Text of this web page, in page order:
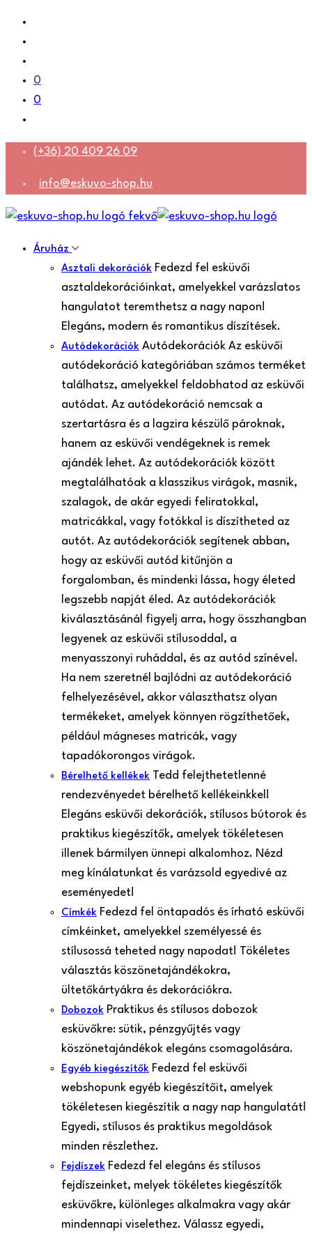
0
0
(+36) 20 409 26 09
info@eskuvo-shop.hu
Áruház
Asztali dekorációk Fedezd fel esküvői
asztaldekorációinkat, amelyekkel varázslatos
hangulatot teremthetsz a nagy napon!
Elegáns, modern és romantikus díszítések.
Autódekorációk Autódekorációk Az esküvői
autódekoráció kategóriában számos terméket
találhatsz, amelyekkel feldobhatod az esküvői
autódat. Az autódekoráció nemcsak a
szertartásra és a lagzira készülő pároknak,
hanem az esküvői vendégeknek is remek
ajándék lehet. Az autódekorációk között
megtalálhatóak a klasszikus virágok, masnik,
szalagok, de akár egyedi feliratokkal,
matricákkal, vagy fotókkal is díszítheted az
autót. Az autódekorációk segítenek abban,
hogy az esküvői autód kitűnjön a
forgalomban, és mindenki lássa, hogy életed
legszebb napját éled. Az autódekorációk
kiválasztásánál figyelj arra, hogy összhangban
legyenek az esküvői stílusoddal, a
menyasszonyi ruháddal, és az autód színével.
Ha nem szeretnél bajlódni az autódekoráció
felhelyezésével, akkor választhatsz olyan
termékeket, amelyek könnyen rögzíthetőek,
például mágneses matricák, vagy
tapadókorongos virágok.
Bérelhető kellékek Tedd felejthetetlenné
rendezvényedet bérelhető kellékeinkkel!
Elegáns esküvői dekorációk, stílusos bútorok és
praktikus kiegészítők, amelyek tökéletesen
illenek bármilyen ünnepi alkalomhoz. Nézd
meg kínálatunkat és varázsold egyedivé az
eseményedet!
Címkék Fedezd fel öntapadós és írható esküvői
címkéinket, amelyekkel személyessé és
stílusossá teheted nagy napodat! Tökéletes
választás köszönetajándékokra,
ültetőkártyákra és dekorációkra.
Dobozok Praktikus és stílusos dobozok
esküvőkre: sütik, pénzgyűjtés vagy
köszönetajándékok elegáns csomagolására.
Egyéb kiegészítők Fedezd fel esküvői
webshopunk egyéb kiegészítőit, amelyek
tökéletesen kiegészítik a nagy nap hangulatát!
Egyedi, stílusos és praktikus megoldások
minden részlethez.
Fejdíszek Fedezd fel elegáns és stílusos
fejdíszeinket, melyek tökéletes kiegészítők
esküvőkre, különleges alkalmakra vagy akár
mindennapi viselethez. Válassz egyedi,